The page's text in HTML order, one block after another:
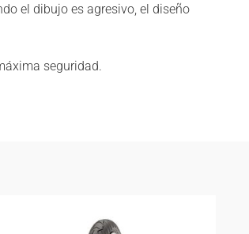
el dibujo es agresivo, el diseño
seguridad.